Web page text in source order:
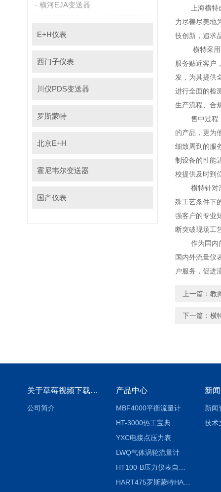
横河EJA变送器
E+H仪表
西门子仪表
川仪PDS变送器
罗斯蒙特
北京E+H
霍尼韦尔变送器
国产仪表
上海横特自动
力尽善尽美地为
技创新，追
横特采用5+1
服务贴近客户
发，为其提
进行全面的检测
生产流程、合
售中过程
的产品，
细致周到的服
制设备的性能达
校提供及时到位
横特针对产品
殊工艺条件下的
强客户的专业
断突破现场工艺
作为国内的流
国内外流量仪
户服务，促进
上一篇： 教
下一篇： 横
关于草莓视频下载地址
公司简介
产品中心
MBF4000平衡流量计
HT-3000热工宝典
YXC电接点压力表
LWQ气体涡轮流量计
HART475罗斯蒙特HART475手操器
新
新闻
技术